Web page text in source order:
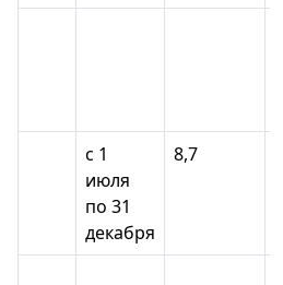
с 1
июля
по 31
декабря
8,7